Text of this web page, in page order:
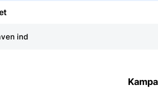
ind